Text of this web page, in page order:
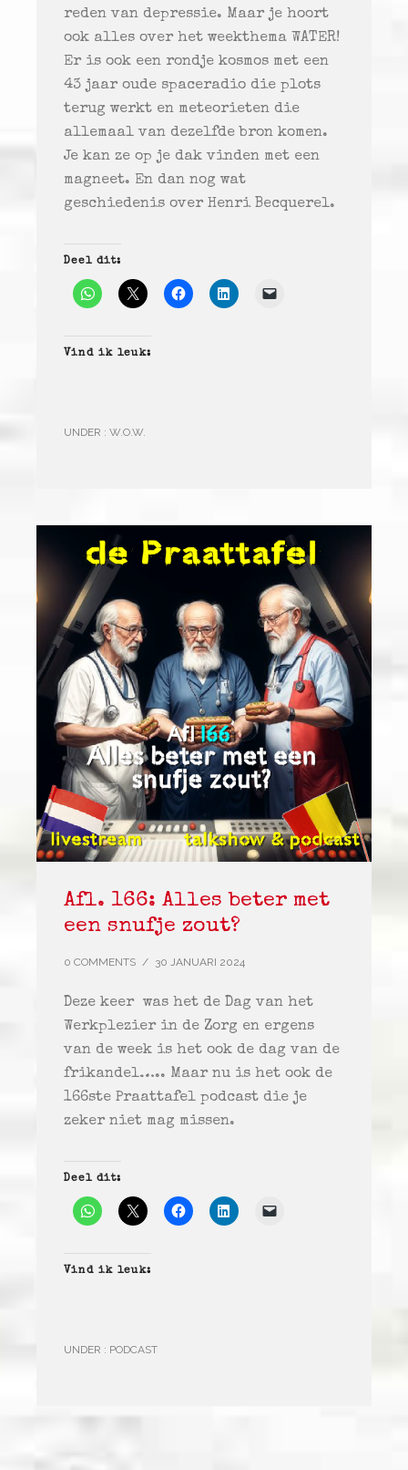
reden van depressie. Maar je hoort
ook alles over het weekthema WATER!
Er is ook een rondje kosmos met een
43 jaar oude spaceradio die plots
terug werkt en meteorieten die
allemaal van dezelfde bron komen.
Je kan ze op je dak vinden met een
magneet. En dan nog wat
geschiedenis over Henri Becquerel.
Deel dit:
Vind ik leuk:
UNDER : W.O.W.
Afl. 166: Alles beter met
een snufje zout?
0 COMMENTS / 30 JANUARI 2024
Deze keer was het de Dag van het
Werkplezier in de Zorg en ergens
van de week is het ook de dag van de
frikandel….. Maar nu is het ook de
166ste Praattafel podcast die je
zeker niet mag missen.
Deel dit:
Vind ik leuk:
UNDER : PODCAST